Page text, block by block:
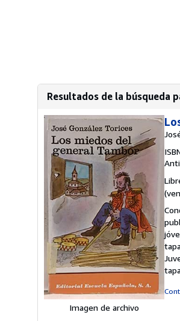
Resultados de la búsqueda
Imagen de archivo